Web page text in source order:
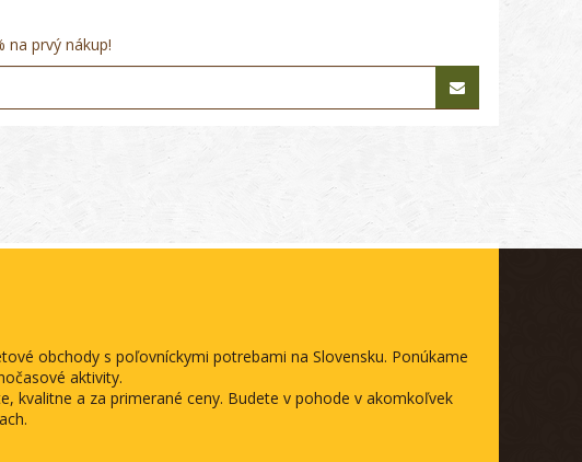
na prvý nákup!
obchody s poľovníckymi potrebami na Slovensku. Ponúkame
aktivity.
kvalitne a za primerané ceny. Budete v pohode v akomkoľvek